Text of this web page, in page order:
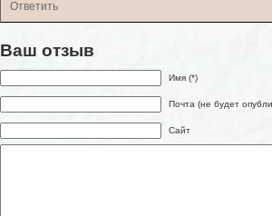
Ответить
Ваш отзыв
Имя (*)
Почта (не будет
Сайт